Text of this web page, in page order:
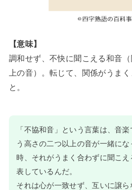
【意味】
調和せず、不快に聞こえる和音
上の音）。転じて、関係がうま
と。
「不協和音」という言葉は、音楽
う高さの二つ以上の音が一緒にな
時、それがうまく合わずに聞こえ
表しているんだ。
それは心が一致せず、互いに譲ら